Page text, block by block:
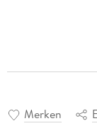
Merken